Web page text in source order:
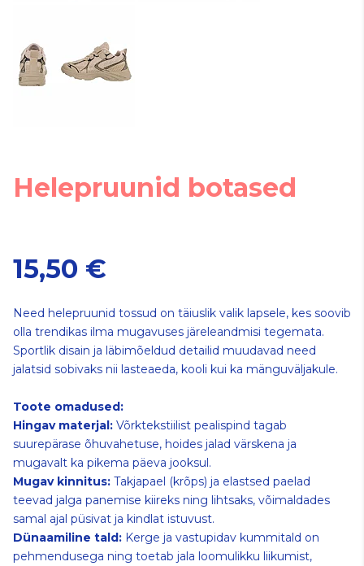
Helepruunid botased
15,50 €
Need helepruunid tossud on täiuslik valik lapsele, kes soovib
olla trendikas ilma mugavuses järeleandmisi tegemata.
Sportlik disain ja läbimõeldud detailid muudavad need
jalatsid sobivaks nii lasteaeda, kooli kui ka mänguväljakule.
Toote omadused:
Hingav materjal: Võrktekstiilist pealispind tagab
suurepärase õhuvahetuse, hoides jalad värskena ja
mugavalt ka pikema päeva jooksul.
Mugav kinnitus: Takjapael (krõps) ja elastsed paelad
teevad jalga panemise kiireks ning lihtsaks, võimaldades
samal ajal püsivat ja kindlat istuvust.
Dünaamiline tald: Kerge ja vastupidav kummitald on
pehmendusega ning toetab jala loomulikku liikumist,